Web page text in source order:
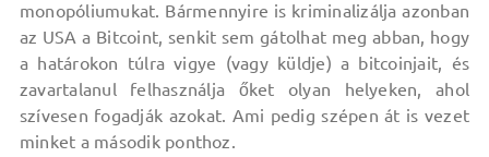
monopóliumukat. Bármennyire is kriminalizálja azonban
az USA a Bitcoint, senkit sem gátolhat meg abban, hogy
a határokon túlra vigye (vagy küldje) a bitcoinjait, és
zavartalanul felhasználja őket olyan helyeken, ahol
szívesen fogadják azokat. Ami pedig szépen át is vezet
minket a második ponthoz.